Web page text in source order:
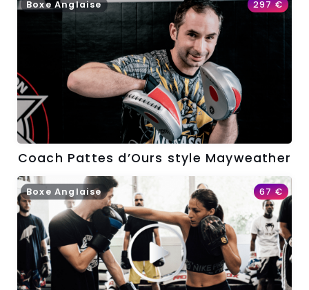
Boxe Anglaise 297€
Coach Pattes d’Ours style Mayweather
Boxe Anglaise 67€